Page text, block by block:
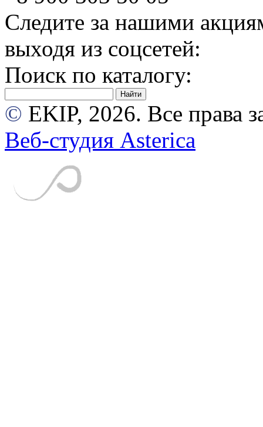
Следите за нашими
выходя из соцсетей:
Поиск по каталогу:
© EKIP, 2026. Все права
Веб-студия Asterica